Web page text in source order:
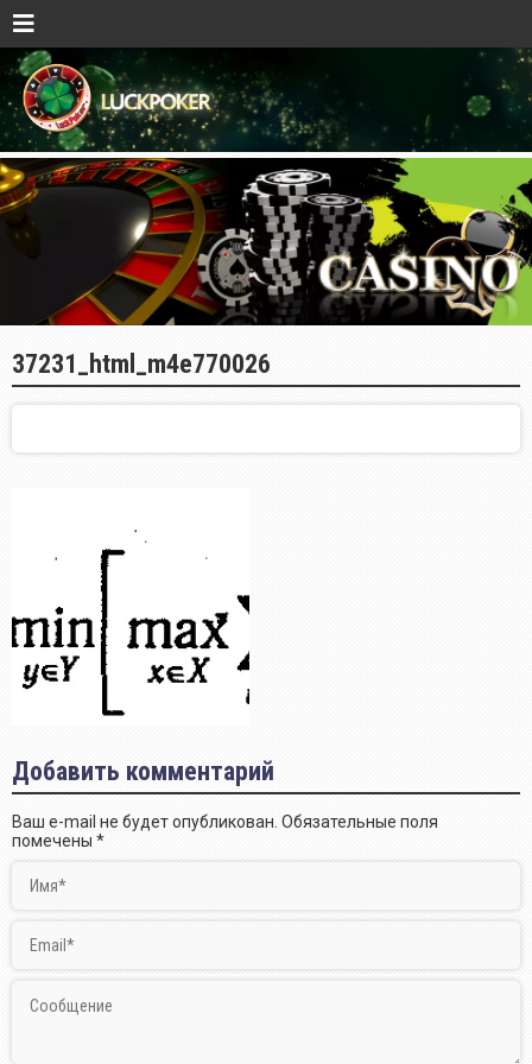
37231_html_m4e770026
Добавить комментарий
Ваш e-mail не будет опубликован. Обязательные поля
помечены *